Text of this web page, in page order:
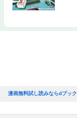
漫画無料試し読みならdブック